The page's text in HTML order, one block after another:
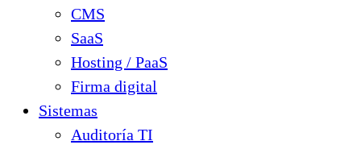
CMS
SaaS
Hosting / PaaS
Firma digital
Sistemas
Auditoría TI